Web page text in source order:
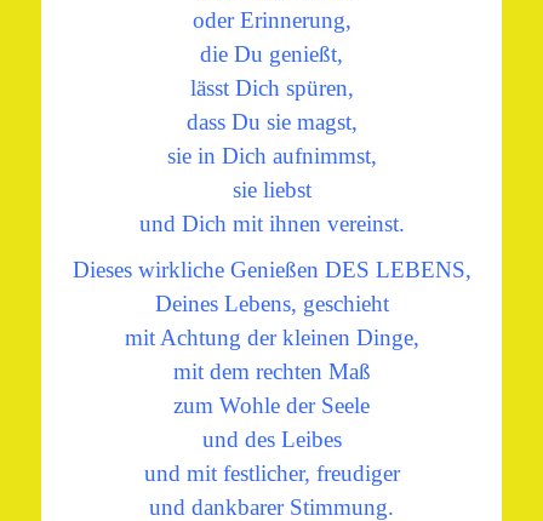
oder Erinnerung,
die Du genießt,
lässt Dich spüren,
dass Du sie magst,
sie in Dich aufnimmst,
sie liebst
und Dich mit ihnen vereinst.
Dieses wirkliche Genießen DES LEBENS,
Deines Lebens, geschieht
mit Achtung der kleinen Dinge,
mit dem rechten Maß
zum Wohle der Seele
und des Leibes
und mit festlicher, freudiger
und dankbarer Stimmung.